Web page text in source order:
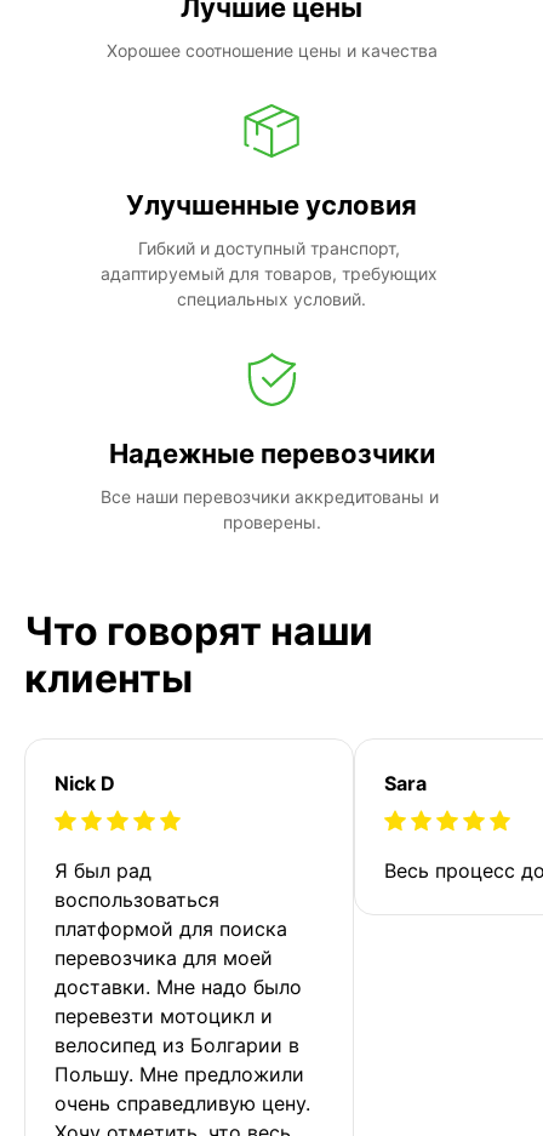
Лучшие цены
Хорошее соотношение цены и качества
Улучшенные условия
Гибкий и доступный транспорт,
адаптируемый для товаров, требующих
специальных условий.
Надежные перевозчики
Все наши перевозчики аккредитованы и
проверены.
Что говорят наши
клиенты
Nick D
Я был рад
воспользоваться
платформой для поиска
перевозчика для моей
доставки. Мне надо было
перевезти мотоцикл и
велосипед из Болгарии в
Польшу. Мне предложили
очень справедливую цену.
Sara
Весь процесс